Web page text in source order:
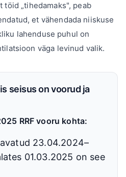
töid „tihedamaks", peab
et vähendada niiskuse
lahenduse puhul on
väga levinud valik.
seisus on voorud ja
RRF vooru kohta:
23.04.2024–
01.03.2025 on see